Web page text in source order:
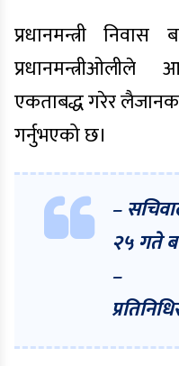
प्रधानमन्त्री
प्रधानमन्त्रीओलीले
एकताबद्ध गरेर
गर्नुभएको छ।
–
२५ गते
–